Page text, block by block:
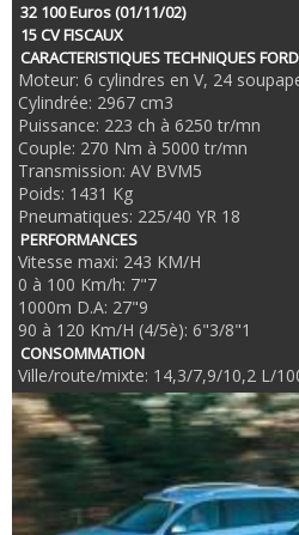
32 100 Euros (01/11/02)
15 CV FISCAUX
CARACTERISTIQUES TECHNIQUES
Moteur: 6 cylindres en V, 24
Cylindrée: 2967 cm3
Puissance: 223 ch à 6250 tr/mn
Couple: 270 Nm à 5000 tr/mn
Transmission: AV BVM5
Poids: 1431 Kg
Pneumatiques: 225/40 YR 18
PERFORMANCES
Vitesse maxi: 243 KM/H
0 à 100 Km/h: 7"7
1000m D.A: 27"9
90 à 120 Km/H (4/5è): 6"3/8"1
CONSOMMATION
Ville/route/mixte: 14,3/7,9/10,2 L/